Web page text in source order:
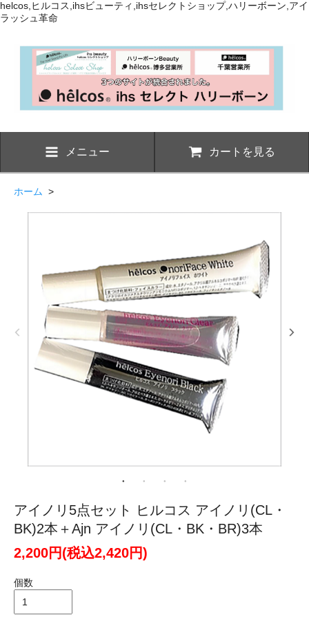
helcos,ヒルコス,ihsビューティ,ihsセレクトショップ,ハリーボーン,アイ
ラッシュ革命
メニュー カートを見る
ホーム >
アイノリ5点セット ヒルコス アイノリ(CL・
BK)2本＋Ajn アイノリ(CL・BK・BR)3本
2,200円(税込2,420円)
個数